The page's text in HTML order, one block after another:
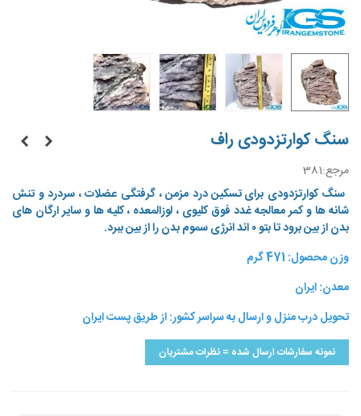
سنگ کوارتزدودی راف
مرجع:381
سنگ کوارتزدودی برای تسکین درد مزمن ، گرفتگی عضلات ، سردرد و تنش
شانه ها و کمر معالجه غدد فوق کلیوی ، لوزالمعده ، کلیه ها و سایر ارگان های
بدن از بین برود تا بتو ۰ اند انرژی سموم بدن را از بین ببرد.
وزن محصول: 471 گرم
معدن: ایران
تحویل درب منزل و ارسال به سراسر کشور: از طریق پست ایران
نمونه سفارشات ارسال شده = نظرات مشتریان